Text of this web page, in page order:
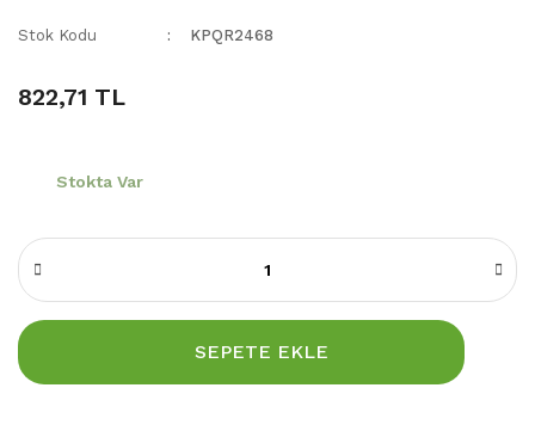
Stok Kodu KPQR2468
822,71 TL
Stokta Var
SEPETE EKLE